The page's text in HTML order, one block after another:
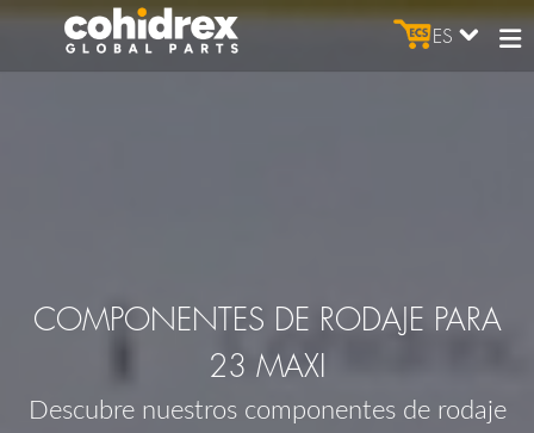
ES
COMPONENTES DE RODAJE PARA
23 MAXI
Descubre nuestros componentes de rodaje